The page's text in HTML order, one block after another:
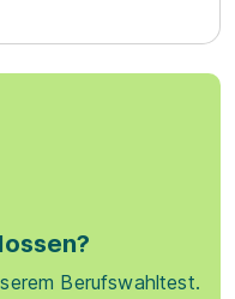
Berufswahltest.